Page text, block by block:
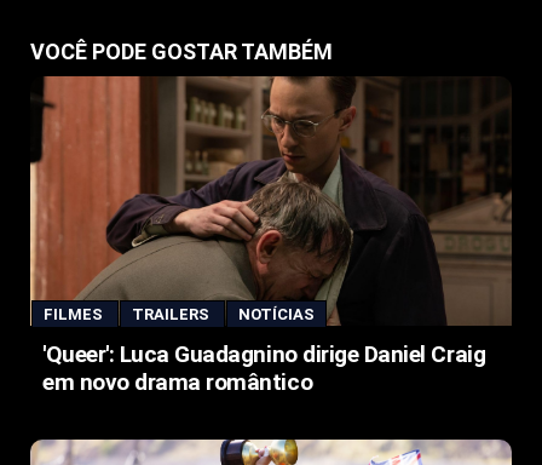
VOCÊ PODE GOSTAR TAMBÉM
FILMES TRAILERS NOTÍCIAS
'Queer': Luca Guadagnino dirige Daniel Craig
em novo drama romântico